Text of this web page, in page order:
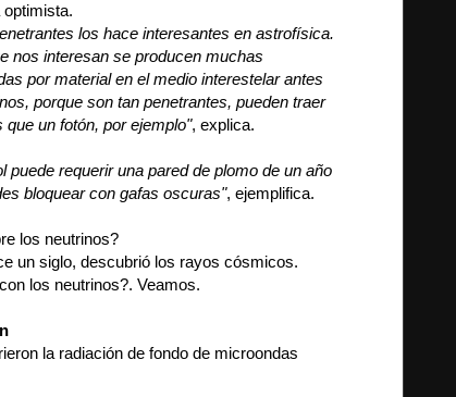
los hace interesantes en astrofísica.
nos interesan se producen muchas
por material en el medio interestelar antes
porque son tan penetrantes, pueden traer
un fotón, por ejemplo", explica.
puede requerir una pared de plomo de un año
bloquear con gafas oscuras", ejemplifica.
los neutrinos?
un siglo, descubrió los rayos cósmicos.
los neutrinos?. Veamos.
la radiación de fondo de microondas